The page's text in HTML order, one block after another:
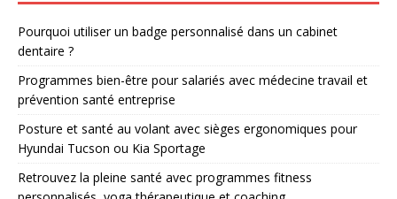
Pourquoi utiliser un badge personnalisé dans un cabinet
dentaire ?
Programmes bien-être pour salariés avec médecine travail et
prévention santé entreprise
Posture et santé au volant avec sièges ergonomiques pour
Hyundai Tucson ou Kia Sportage
Retrouvez la pleine santé avec programmes fitness